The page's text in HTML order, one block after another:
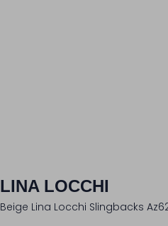
LINA LOCCHI
Beige Lina Locchi Slingbacks